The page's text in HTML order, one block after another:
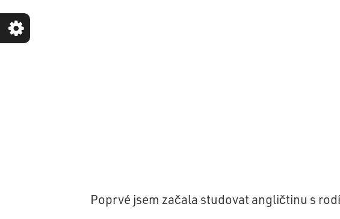
Poprvé jsem začala studovat angličtinu s